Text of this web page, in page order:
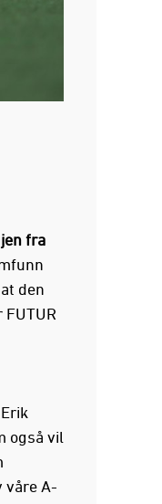
fra
den
også vil
våre A-